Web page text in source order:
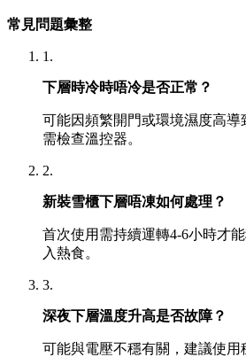
常見問題彙整
1.
下層時冷時唔冷是否正常？
可能因頻繁開門或環境濕度高導
需檢查溫控器。
2.
新裝雪櫃下層唔凍如何處理？
首次使用需持續運轉4-6小時才
入熱食。
3.
深夜下層溫度升高是否故障？
可能與電壓不穩有關，建議使用